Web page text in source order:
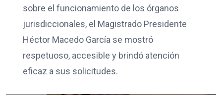
sobre el funcionamiento de los órganos
jurisdiccionales, el Magistrado Presidente
Héctor Macedo García se mostró
respetuoso, accesible y brindó atención
eficaz a sus solicitudes.